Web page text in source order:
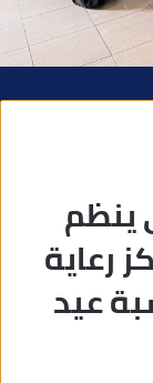
ينظم
رعاية
عيد